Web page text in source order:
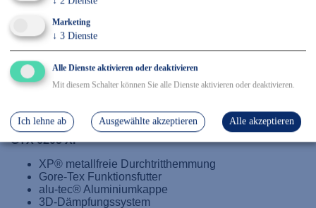
Marketing
↓ 3 Dienste
Alle Dienste aktivieren oder deaktivieren
Mit diesem Schalter können Sie alle Dienste aktivieren oder deaktivieren.
Ich lehne ab Ausgewählte akzeptieren Alle akzeptieren
✓ Versand mit DHL
✓ Kostenfreier Rückversand
✓ Sicher Einkaufen & Bezahlen
Details
EN ISO 20345, Größe: 36-49
GTX 6205 XP
XP® metallfreie Durchtritthemmung
Gore-Tex Funktionsfutter
alu-tec® Aluminiumkappe
3D-Dämpfungssystem